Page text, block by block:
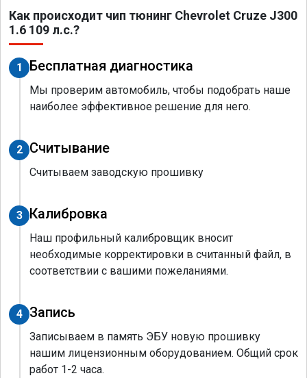
Как происходит чип тюнинг Chevrolet Cruze J300
1.6 109 л.с.?
1 Бесплатная диагностика
Мы проверим автомобиль, чтобы подобрать наше
наиболее эффективное решение для него.
2 Считывание
Считываем заводскую прошивку
3 Калибровка
Наш профильный калибровщик вносит
необходимые корректировки в считанный файл, в
соответствии с вашими пожеланиями.
4 Запись
Записываем в память ЭБУ новую прошивку
нашим лицензионным оборудованием. Общий срок
работ 1-2 часа.